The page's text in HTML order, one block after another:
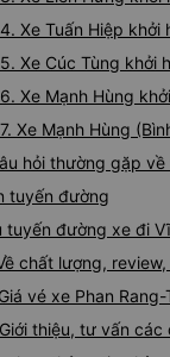
Xe Tuấn Hiệp khởi
Xe Cúc Tùng khởi
Xe Mạnh Hùng
Xe Mạnh Hùng
hỏi thường gặp về
tuyến đường
tuyến đường xe đi
chất lượng,
vé xe Phan
thiệu, tư vấn